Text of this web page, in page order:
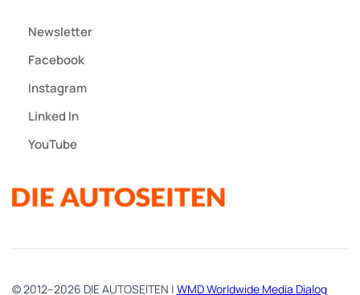
Newsletter
Facebook
Instagram
Linked In
YouTube
© 2012–2026 DIE AUTOSEITEN | WMD Worldwide Media Dialog